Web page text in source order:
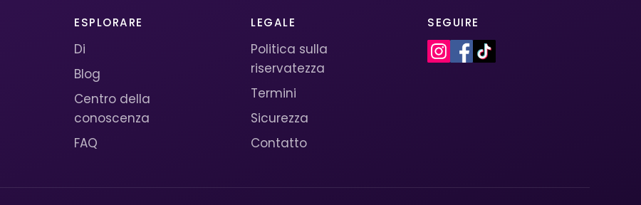
ESPLORARE
Di
Blog
Centro della
conoscenza
FAQ
LEGALE
Politica sulla
riservatezza
Termini
Sicurezza
Contatto
SEGUIRE